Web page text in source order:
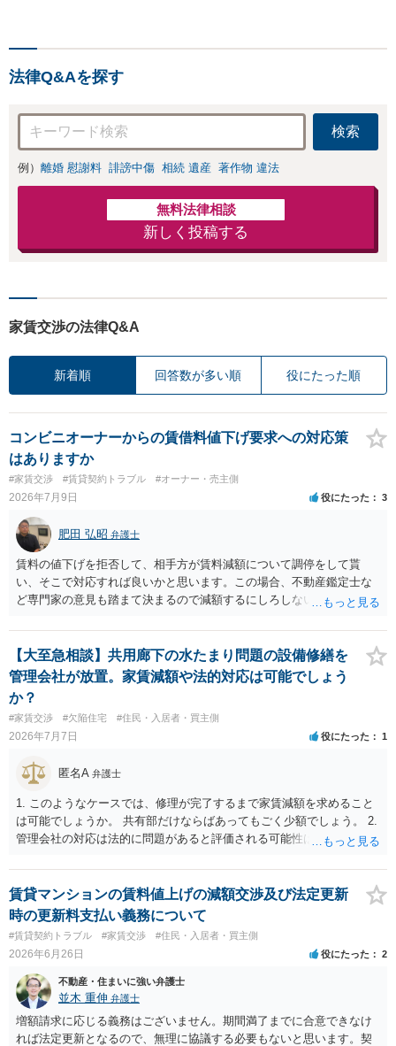
応・納得できる解決を」
法律Q&Aを探す
検索
例） 離婚 慰謝料 誹謗中傷 相続 遺産 著作物 違法
無料法律相談
新しく投稿する
家賃交渉の法律Q&A
新着順 回答数が多い順 役にたった順
コンビニオーナーからの賃借料値下げ要求への対応策
はありますか
#家賃交渉 #賃貸契約トラブル #オーナー・売主側
2026年7月9日 役にたった 3
肥田 弘昭 弁護士
賃料の値下げを拒否して、相手方が賃料減額について調停をして貰
い、そこで対応すれば良いかと思います。この場合、不動産鑑定士な
ど専門家の意見も踏まて決まるので減額するにしろしないにしろ公平
否すればよいだけです。ご参考にしてください。
【大至急相談】共用廊下の水たまり問題の設備修繕を
管理会社が放置。家賃減額や法的対応は可能でしょう
か？
#家賃交渉 #欠陥住宅 #住民・入居者・買主側
2026年7月7日 役にたった 1
匿名A 弁護士
1. このようなケースでは、修理が完了するまで家賃減額を求めること
は可能でしょうか。 共有部だけならばあってもごく少額でしょう。 2.
管理会社の対応は法的に問題があると評価される可能性はあります
た方がよいでしょうか。 そうですね。 4. 今後、調停や弁護士への依
頼を見据える場合、どのような証拠を残しておくべきでしょうか。 水
漏れの写真、連絡と相手の対応についての記録です。
賃貸マンションの賃料値上げの減額交渉及び法定更新
時の更新料支払い義務について
#賃貸契約トラブル #家賃交渉 #住民・入居者・買主側
2026年6月26日 役にたった 2
不動産・住まいに強い弁護士
並木 重伸 弁護士
増額請求に応じる義務はございません。期間満了までに合意できなけ
れば法定更新となるので、無理に協議する必要もないと思います。契